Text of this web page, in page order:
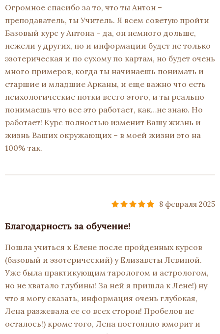
Огромное спасибо за то, что ты Антон –
преподаватель, ты Учитель. Я всем советую пройти
Базовый курс у Антона – да, он немного дольше,
нежели у других, но и информации будет не только
эзотерическая и по сухому по картам, но будет очень
много примеров, когда ты начинаешь понимать и
старшие и младшие Арканы, и еще важно что есть
психологические нотки всего этого, и ты реально
понимаешь что все это работает, как…не знаю. Но
работает! Курс полностью изменит Вашу жизнь и
жизнь Ваших окружающих – в моей жизни это на
100% так.
8 февраля 2025
Благодарность за обучение!
Пошла учиться к Елене после пройденных курсов
(базовый и эзотерический) у Елизаветы Левиной.
Уже была практикующим тарологом и астрологом,
но не хватало глубины! За ней я пришла к Лене!) ну
что я могу сказать, информация очень глубокая,
Лена разжевала ее со всех сторон! Пробелов не
осталось!) кроме того, Лена постоянно юморит и